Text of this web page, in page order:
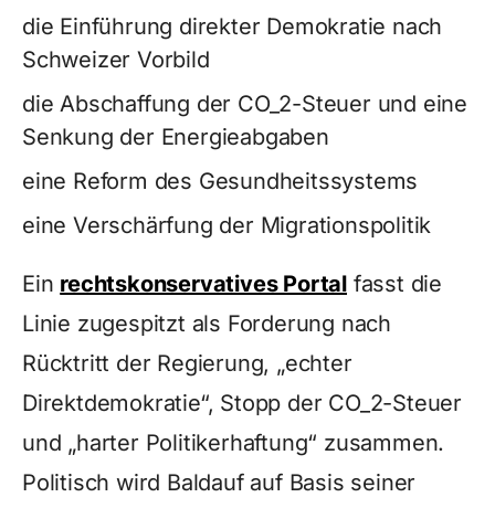
die Einführung direkter Demokratie nach
Schweizer Vorbild
die Abschaffung der CO_2-Steuer und eine
Senkung der Energieabgaben
eine Reform des Gesundheitssystems
eine Verschärfung der Migrationspolitik
Ein rechtskonservatives Portal fasst die
Linie zugespitzt als Forderung nach
Rücktritt der Regierung, „echter
Direktdemokratie“, Stopp der CO_2-Steuer
und „harter Politikerhaftung“ zusammen.
Politisch wird Baldauf auf Basis seiner